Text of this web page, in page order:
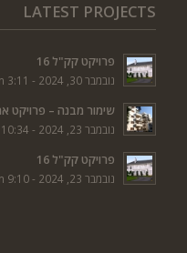
LATEST PROJECTS
פרויקט קק"ל 16
נובמבר 30, 2024 - 3:11 pm
שימור מבנה – פרויקט
נובמבר 23, 2024 - 10:34 am
פרויקט קק"ל 16
נובמבר 23, 2024 - 9:10 am